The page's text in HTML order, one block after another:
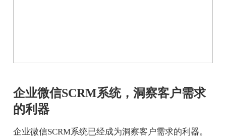
企业微信SCRM系统，洞察客户需求
的利器
企业微信SCRM系统已经成为洞察客户需求的利器。